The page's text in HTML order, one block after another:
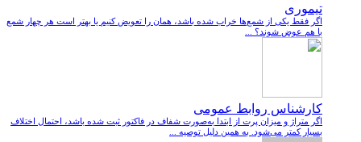
تیموری
اگر فقط یکی از شمع‌ها خراب شده باشد، همان را تعویض کنیم یا بهتر است هر چهار شمع
با هم عوض شوند؟ ...
کارشناس روابط عمومی
اگر متراژ و میزان پرت از ابتدا به‌صورت شفاف در فاکتور ثبت شده باشد، احتمال اختلاف
بسیار کمتر می‌شود. به همین دلیل توصیه ...